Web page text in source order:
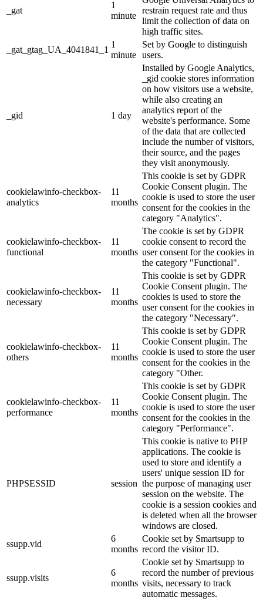
_gat
1
minute
restrain request rate and thus
limit the collection of data on
high traffic sites.
_gat_gtag_UA_4041841_1
1
minute
Set by Google to distinguish
users.
_gid 1 day
Installed by Google Analytics,
_gid cookie stores information
on how visitors use a website,
while also creating an
analytics report of the
website's performance. Some
of the data that are collected
include the number of visitors,
their source, and the pages
they visit anonymously.
cookielawinfo-checkbox-
analytics
11
months
This cookie is set by GDPR
Cookie Consent plugin. The
cookie is used to store the user
consent for the cookies in the
category "Analytics".
cookielawinfo-checkbox-
functional
11
months
The cookie is set by GDPR
cookie consent to record the
user consent for the cookies in
the category "Functional".
cookielawinfo-checkbox-
necessary
11
months
This cookie is set by GDPR
Cookie Consent plugin. The
cookies is used to store the
user consent for the cookies in
the category "Necessary".
cookielawinfo-checkbox-
others
11
months
This cookie is set by GDPR
Cookie Consent plugin. The
cookie is used to store the user
consent for the cookies in the
category "Other.
cookielawinfo-checkbox-
performance
11
months
This cookie is set by GDPR
Cookie Consent plugin. The
cookie is used to store the user
consent for the cookies in the
category "Performance".
PHPSESSID session
This cookie is native to PHP
applications. The cookie is
used to store and identify a
users' unique session ID for
the purpose of managing user
session on the website. The
cookie is a session cookies and
is deleted when all the browser
windows are closed.
ssupp.vid
6
months
Cookie set by Smartsupp to
record the visitor ID.
ssupp.visits
6
months
Cookie set by Smartsupp to
record the number of previous
visits, necessary to track
automatic messages.